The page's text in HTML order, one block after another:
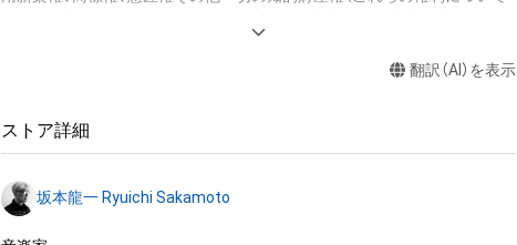
音源に関しては下記法則に沿っています。
2. 音終わりが欠けてしまう該当音については、2小節分の長さで書き出して
3. 各小節のラストノート（最後の1音）は、次の小節に渡って音が響いていま
す。切り出した音を小節内の楽譜と同じ正しい位置に置くとその音が途切
れてしまいます、そのため便宜上、このWAVデータでは位置を調整し、1秒
前に配置しています。
「本ＮＦＴ等」といいます）を保有することは、本コンテンツに関する知的財
託先）から別途の承諾を得ずに、個人による閲覧の範囲を超えた利用、商用
翻訳（AI）を表示
ストア詳細
坂本龍一 Ryuichi Sakamoto